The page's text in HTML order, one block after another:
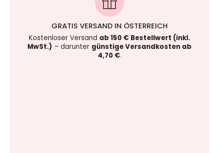
GRATIS VERSAND IN ÖSTERREICH
Kostenloser Versand ab 150 € Bestellwert (inkl.
MwSt.) – darunter günstige Versandkosten ab
4,70 €.